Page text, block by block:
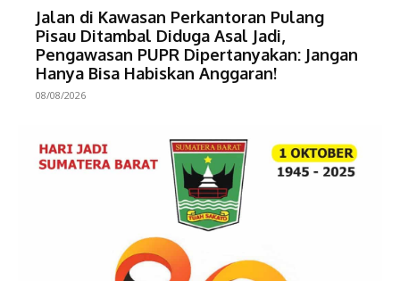
Jalan di Kawasan Perkantoran Pulang
Pisau Ditambal Diduga Asal Jadi,
Pengawasan PUPR Dipertanyakan: Jangan
Hanya Bisa Habiskan Anggaran!
08/08/2026